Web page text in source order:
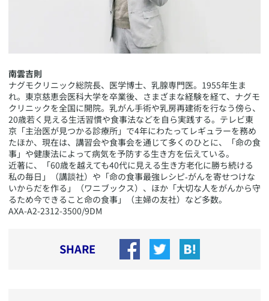
南雲吉則
ナグモクリニック総院長、医学博士、乳腺専門医。1955年生ま
れ。東京慈恵会医科大学を卒業後、さまざまな経験を経て、ナグモ
クリニックを全国に開院。乳がん手術や乳房再建術を行なう傍ら、
20歳若く見える生活習慣や食事法などを自ら実践する。テレビ東
京「主治医が見つかる診療所」で4年にわたってレギュラーを務め
たほか、現在は、講習会や食事会を通じて多くのひとに、「命の食
事」や健康法によって病気を予防する生き方を伝えている。
近著に、「60歳を越えても40代に見える生き方老化に勝ち続ける
私の毎日」（講談社）や「命の食事最強レシピ‐がんを寄せつけな
いからだを作る」（ワニブックス）、ほか「大切な人をがんから守
るため今できること命の食事」（主婦の友社）など多数。
​AXA-A2-2312-3500/9DM
SHARE